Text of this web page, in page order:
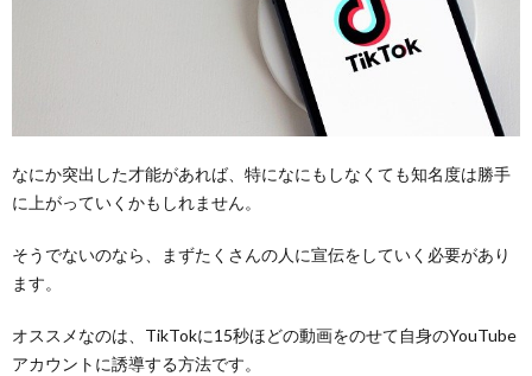
なにか突出した才能があれば、特になにもしなくても知名度は勝手
に上がっていくかもしれません。
そうでないのなら、まずたくさんの人に宣伝をしていく必要があり
ます。
オススメなのは、TikTokに15秒ほどの動画をのせて自身のYouTube
アカウントに誘導する方法です。